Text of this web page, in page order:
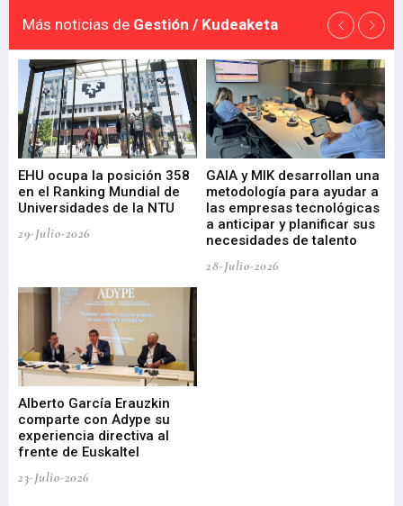
Más noticias de Gestión / Kudeaketa
EHU ocupa la posición 358
en el Ranking Mundial de
Universidades de la NTU
29-Julio-2026
GAIA y MIK desarrollan una
metodología para ayudar a
las empresas tecnológicas
a anticipar y planificar sus
necesidades de talento
28-Julio-2026
Alberto García Erauzkin
comparte con Adype su
experiencia directiva al
frente de Euskaltel
23-Julio-2026